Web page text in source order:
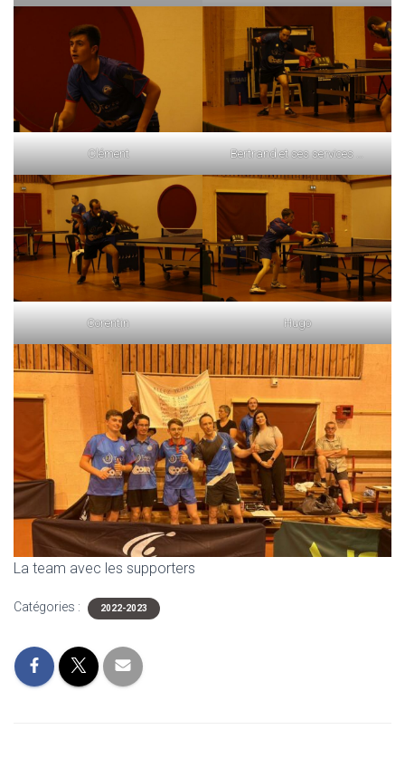
Clément Bertrand et ses services …
Corentin Hugo
La team avec les supporters
Catégories : 2022-2023